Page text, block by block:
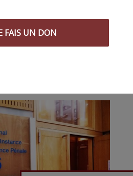
FAIS UN DON